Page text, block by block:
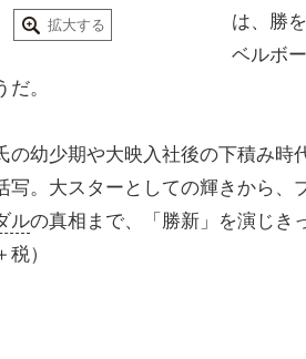
拡大する
は、勝
ベルボ
。
幼少期や大映入社後の下積み時
写。大スターとしての輝きから、
ルの真相まで、「勝新」を演じ
税）